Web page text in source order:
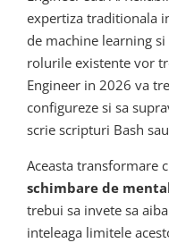
expertiza traditionala
de machine learning
rolurile existente vor
Engineer in 2026 va
configureze si sa
scrie scripturi Bash
Aceasta transformare
schimbare de
trebui sa invete sa
inteleaga limitele